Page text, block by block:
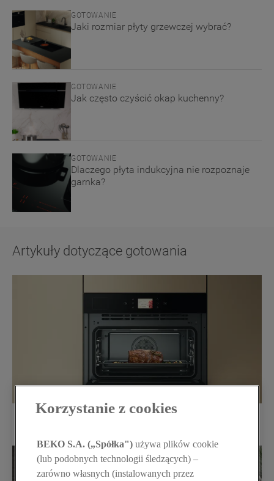
GOTOWANIE
Jaki rozmiar płyty grzewczej wybrać?
GOTOWANIE
Jak często czyścić okap kuchenny?
GOTOWANIE
Dlaczego płyta indukcyjna nie rozpoznaje
garnka?
Artykuły dotyczące gotowania
Korzystanie z cookies
BEKO S.A. („Spółka") używa plików cookie
(lub podobnych technologii śledzących) –
zarówno własnych (instalowanych przez